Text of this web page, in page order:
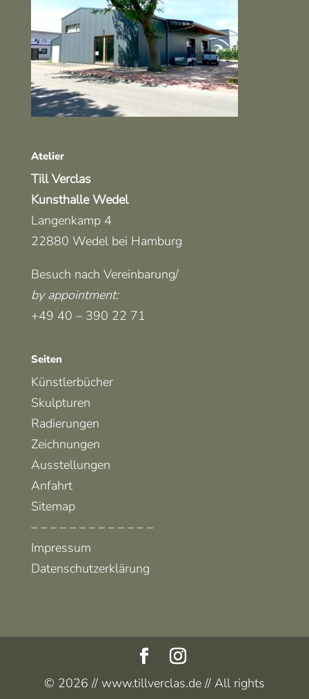
Atelier
Till Verclas
Kunsthalle Wedel
Langenkamp 4
22880 Wedel bei Hamburg
Besuch nach Vereinbarung/
by appointment:
+49 40 – 390 22 71
Seiten
Künstlerbücher
Skulpturen
Radierungen
Zeichnungen
Ausstellungen
Anfahrt
Sitemap
– – – – – – – – – – – – –
Impressum
Datenschutzerklärung
© 2026 // www.tillverclas.de // All rights